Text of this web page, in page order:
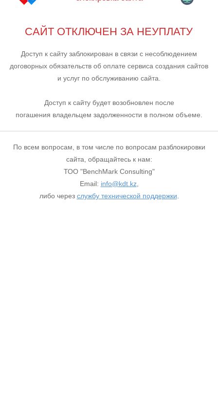
САЙТ ОТКЛЮЧЕН ЗА НЕУПЛАТУ
Доступ к сайту заблокирован в связи с несоблюдением
договорных обязательств об оплате сервиса создания сайтов
и услуг по обслуживанию сайта.
Доступ к сайту будет возобновлен после
погашения владельцем задолженности в полном объеме.
По всем вопросам, в том числе по вопросам разблокировки
сайта, обращайтесь к нам:
ТОО "BenchMark Consulting"
Email: info@kdt.kz,
либо через службу технической поддержки.